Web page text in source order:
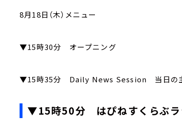
8月18日（木）メニュー
▼15時30分 オープニング
▼15時35分 Daily News Session 当日の主
▼15時50分 はぴねすくらぶラ